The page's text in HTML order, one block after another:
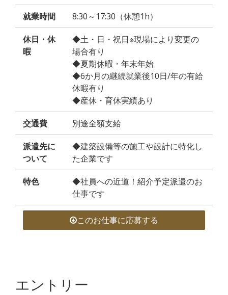
就業時間 8:30～17:30（休憩1h）
休日・休
暇
◆土・日・祝日※現場により変更の
場合有り
◆夏期休暇・年末年始
◆6か月の継続就業後10日/年の有給
休暇有り
◆産休・育休実績あり
交通費 別途全額支給
派遣先に
ついて
◆建築設備等の施工や設計に特化し
た企業です
特色
◆社員への近道！紹介予定派遣のお
仕事です
このお仕事に応募する
エントリー